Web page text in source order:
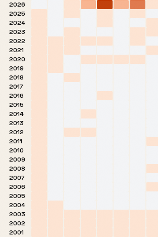
2026
2025
2024
2023
2022
2021
2020
2019
2018
2017
2016
2015
2014
2013
2012
2011
2010
2009
2008
2007
2006
2005
2004
2003
2002
2001